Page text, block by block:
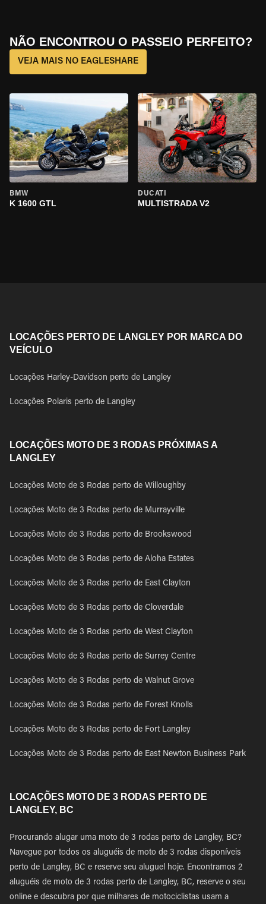
NÃO ENCONTROU O PASSEIO PERFEITO?
VEJA MAIS NO EAGLESHARE
BMW
K 1600 GTL
DUCATI
MULTISTRADA V2
LOCAÇÕES PERTO DE LANGLEY POR MARCA DO
VEÍCULO
Locações Harley-Davidson perto de Langley
Locações Polaris perto de Langley
LOCAÇÕES MOTO DE 3 RODAS PRÓXIMAS A
LANGLEY
Locações Moto de 3 Rodas perto de Willoughby
Locações Moto de 3 Rodas perto de Murrayville
Locações Moto de 3 Rodas perto de Brookswood
Locações Moto de 3 Rodas perto de Aloha Estates
Locações Moto de 3 Rodas perto de East Clayton
Locações Moto de 3 Rodas perto de Cloverdale
Locações Moto de 3 Rodas perto de West Clayton
Locações Moto de 3 Rodas perto de Surrey Centre
Locações Moto de 3 Rodas perto de Walnut Grove
Locações Moto de 3 Rodas perto de Forest Knolls
Locações Moto de 3 Rodas perto de Fort Langley
Locações Moto de 3 Rodas perto de East Newton Business Park
LOCAÇÕES MOTO DE 3 RODAS PERTO DE
LANGLEY, BC
Procurando alugar uma moto de 3 rodas perto de Langley, BC?
Navegue por todos os aluguéis de moto de 3 rodas disponíveis
perto de Langley, BC e reserve seu aluguel hoje. Encontramos 2
aluguéis de moto de 3 rodas perto de Langley, BC, reserve o seu
online e descubra por que milhares de motociclistas usam a